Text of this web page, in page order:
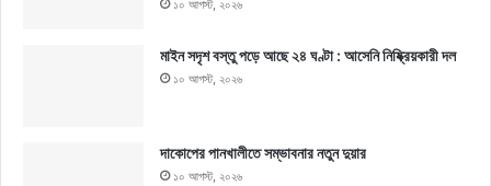
১০ আগস্ট, ২০২৬
মাইন সদৃশ বস্তু পড়ে আছে ২৪ ঘণ্টা : আসেনি নিষ্ক্রিয়কারী দল
১০ আগস্ট, ২০২৬
দাকোপের পানখালীতে সম্ভাবনার নতুন দুয়ার
১০ আগস্ট, ২০২৬